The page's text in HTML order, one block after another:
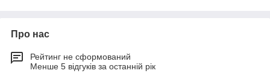
Приточно-вытяжные установки
Про нас
Рейтинг не сформований
Менше 5 відгуків за останній рік